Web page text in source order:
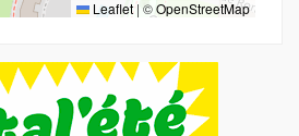
Leaflet| ©OpenStreetMap